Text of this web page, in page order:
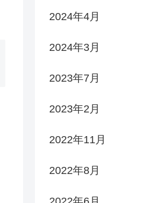
2024年4月
2024年3月
2023年7月
2023年2月
2022年11月
2022年8月